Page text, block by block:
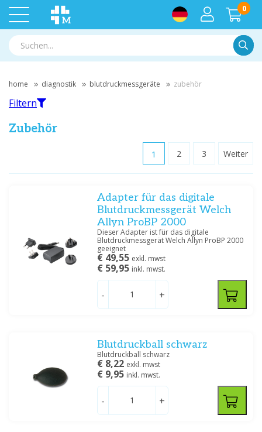
0
home diagnostik blutdruckmessgeräte zubehör
Nach Marke filtern
Microlife(2)
Welch Allyn(12)
Filtern
Zubehör
1 2 3 Weiter
Adapter für das digitale
Blutdruckmessgerät Welch
Allyn ProBP 2000
Dieser Adapter ist für das digitale
Blutdruckmessgerät Welch Allyn ProBP 2000
geeignet
€ 49,55 exkl. mwst
€ 59,95 inkl. mwst.
- +
Blutdruckball schwarz
Blutdruckball schwarz
€ 8,22 exkl. mwst
€ 9,95 inkl. mwst.
- +